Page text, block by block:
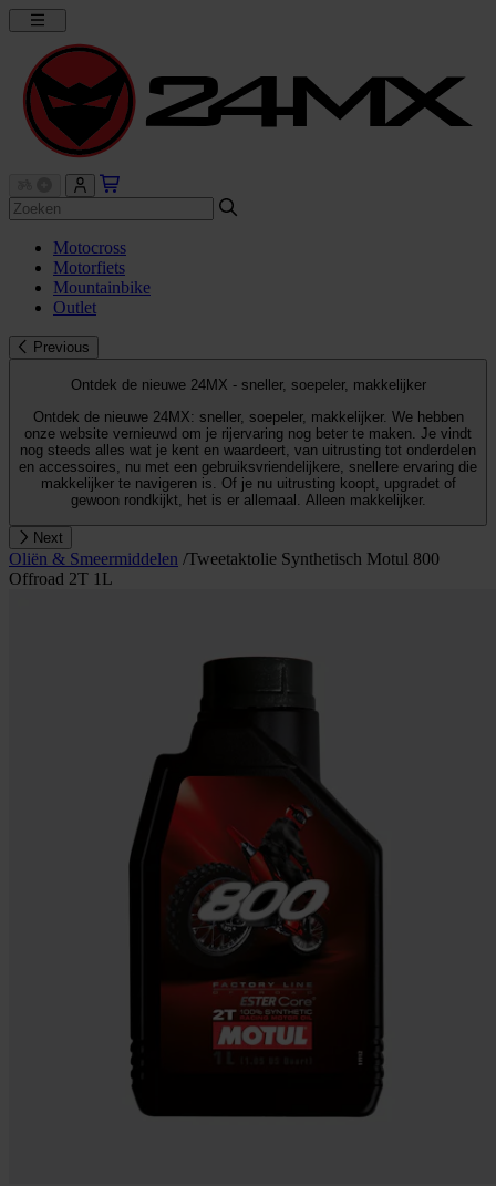
Motocross
Motorfiets
Mountainbike
Outlet
Previous
Ontdek de nieuwe 24MX - sneller, soepeler, makkelijker
Ontdek de nieuwe 24MX: sneller, soepeler, makkelijker. We hebben
onze website vernieuwd om je rijervaring nog beter te maken. Je vindt
nog steeds alles wat je kent en waardeert, van uitrusting tot onderdelen
en accessoires, nu met een gebruiksvriendelijkere, snellere ervaring die
makkelijker te navigeren is. Of je nu uitrusting koopt, upgradet of
gewoon rondkijkt, het is er allemaal. Alleen makkelijker.
Next
Oliën & Smeermiddelen /Tweetaktolie Synthetisch Motul 800
Offroad 2T 1L